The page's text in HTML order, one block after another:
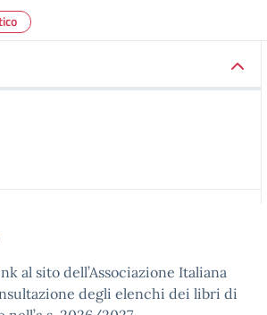
al sito dell’Associazione Italiana
degli elenchi dei libri di